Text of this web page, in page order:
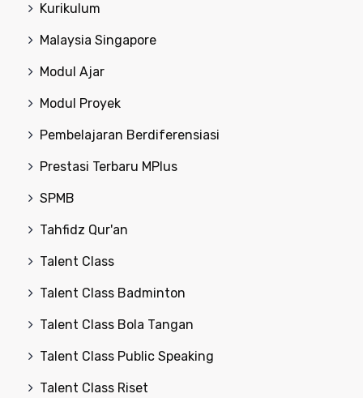
Kurikulum
Malaysia Singapore
Modul Ajar
Modul Proyek
Pembelajaran Berdiferensiasi
Prestasi Terbaru MPlus
SPMB
Tahfidz Qur'an
Talent Class
Talent Class Badminton
Talent Class Bola Tangan
Talent Class Public Speaking
Talent Class Riset